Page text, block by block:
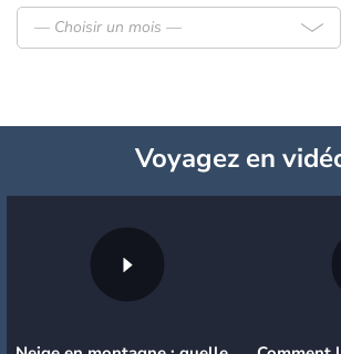
— Choisir un mois —
Voyagezen